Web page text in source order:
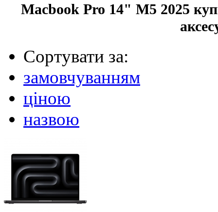
Macbook Pro 14" M5 2025
Сортувати за:
замовчуванням
ціною
назвою